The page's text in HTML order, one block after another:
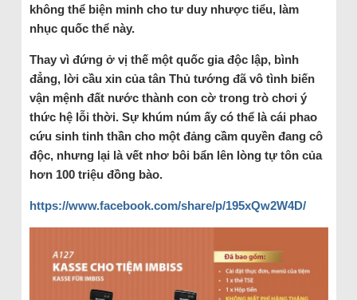
không thể biện minh cho tư duy nhược tiểu, làm
nhục quốc thể này.
Thay vì đứng ở vị thế một quốc gia độc lập, bình
đẳng, lời cầu xin của tân Thủ tướng đã vô tình biến
vận mệnh đất nước thành con cờ trong trò chơi ý
thức hệ lỗi thời. Sự khúm núm ấy có thể là cái phao
cứu sinh tinh thần cho một đảng cầm quyền đang cô
độc, nhưng lại là vết nhơ bôi bẩn lên lòng tự tôn của
hơn 100 triệu đồng bào.
https://www.facebook.com/share/p/195xQw2W4D/